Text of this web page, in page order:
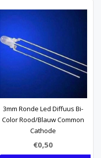
3mm Ronde Led Diffuus Bi-
Color Rood/Blauw Common
Cathode
€0,50